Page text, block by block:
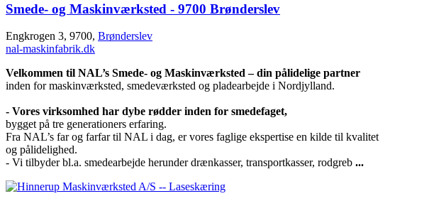
Smede- og Maskinværksted - 9700 Brønderslev
Engkrogen 3, 9700, Brønderslev
nal-maskinfabrik.dk
Velkommen til NAL’s Smede- og Maskinværksted – din pålidelige partner
inden for maskinværksted, smedeværksted og pladearbejde i Nordjylland.
- Vores virksomhed har dybe rødder inden for smedefaget,
bygget på tre generationers erfaring.
Fra NAL’s far og farfar til NAL i dag, er vores faglige ekspertise en kilde til kvalitet
og pålidelighed.
- Vi tilbyder bl.a. smedearbejde herunder drænkasser, transportkasser, rodgreb ...